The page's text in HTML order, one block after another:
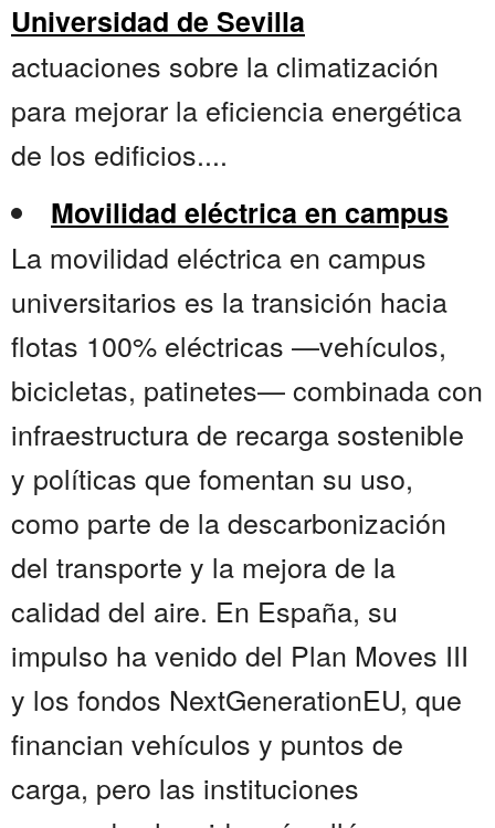
Universidad de Sevilla
actuaciones sobre la climatización
para mejorar la eficiencia energética
de los edificios....
Movilidad eléctrica en campus
La movilidad eléctrica en campus
universitarios es la transición hacia
flotas 100% eléctricas —vehículos,
bicicletas, patinetes— combinada con
infraestructura de recarga sostenible
y políticas que fomentan su uso,
como parte de la descarbonización
del transporte y la mejora de la
calidad del aire. En España, su
impulso ha venido del Plan Moves III
y los fondos NextGenerationEU, que
financian vehículos y puntos de
carga, pero las instituciones